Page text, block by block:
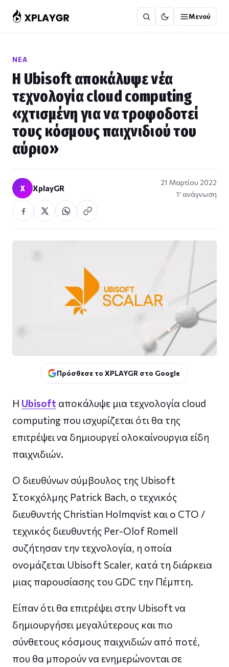
στο
περιεχόμενο
Μενού
ΝΈΑ
Η Ubisoft αποκάλυψε νέα
τεχνολογία cloud computing
«χτισμένη για να τροφοδοτεί
τους κόσμους παιχνιδιού του
αύριο»
X XplayGR
21 Μαρτίου 2022
1′ ανάγνωση
Πρόσθεσε το XPLAYGR στο Google
Η Ubisoft αποκάλυψε μια τεχνολογία cloud
computing που ισχυρίζεται ότι θα της
επιτρέψει να δημιουργεί ολοκαίνουργια είδη
παιχνιδιών.
Ο διευθύνων σύμβουλος της Ubisoft
Στοκχόλμης Patrick Bach, ο τεχνικός
διευθυντής Christian Holmqvist και ο CTO /
τεχνικός διευθυντής Per-Olof Romell
συζήτησαν την τεχνολογία, η οποία
ονομάζεται Ubisoft Scaler, κατά τη διάρκεια
μιας παρουσίασης του GDC την Πέμπτη.
Είπαν ότι θα επιτρέψει στην Ubisoft να
δημιουργήσει μεγαλύτερους και πιο
σύνθετους κόσμους παιχνιδιών από ποτέ,
που θα μπορούν να ενημερώνονται σε